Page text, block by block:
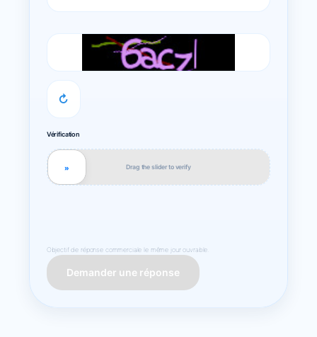
↻
Vérification
Drag the slider to verify
»
Objectif de réponse commerciale le même jour ouvrable.
Demander une réponse